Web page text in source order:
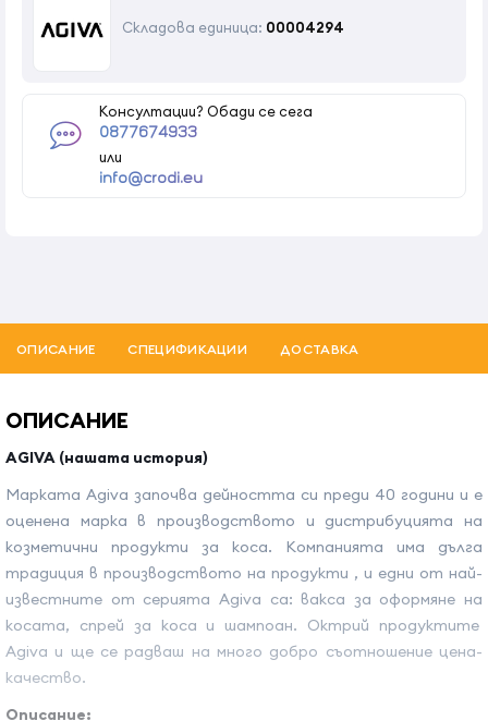
Складова единица: 00004294
Консултации? Обади се сега
0877674933
или
info@crodi.eu
ОПИСАНИЕ СПЕЦИФИКАЦИИ ДОСТАВКА
ОПИСАНИЕ
AGIVA (нашата история)
Марката Agiva започва дейността си преди 40 години и е
оценена марка в производството и дистрибуцията на
козметични продукти за коса. Компанията има дълга
традиция в производството на продукти , и едни от най-
известните от серията Agiva са: вакса за оформяне на
косата, спрей за коса и шампоан. Октрий продуктите
Agiva и ще се радваш на много добро съотношение цена-
качество.
Описание: